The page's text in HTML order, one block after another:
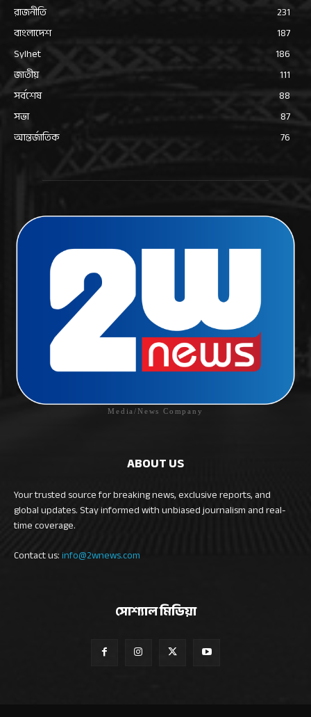
রাজনীতি
231
বাংলাদেশ
187
Sylhet
186
জাতীয়
111
সর্বশেষ
88
সভা
87
আন্তর্জাতিক
76
Media/News Company
ABOUT US
Your trusted source for breaking news, exclusive reports, and
global updates. Stay informed with unbiased journalism and real-
time coverage.
Contact us:info@2wnews.com
সোশ্যাল মিডিয়া